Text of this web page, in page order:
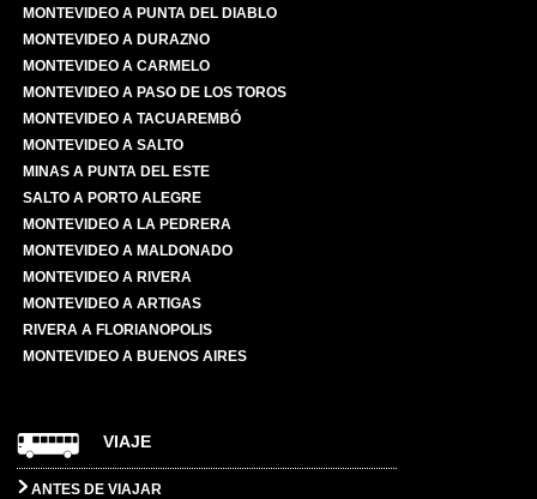
MONTEVIDEO A PUNTA DEL DIABLO
MONTEVIDEO A DURAZNO
MONTEVIDEO A CARMELO
MONTEVIDEO A PASO DE LOS TOROS
MONTEVIDEO A TACUAREMBÓ
MONTEVIDEO A SALTO
MINAS A PUNTA DEL ESTE
SALTO A PORTO ALEGRE
MONTEVIDEO A LA PEDRERA
MONTEVIDEO A MALDONADO
MONTEVIDEO A RIVERA
MONTEVIDEO A ARTIGAS
RIVERA A FLORIANOPOLIS
MONTEVIDEO A BUENOS AIRES
VIAJE
ANTES DE VIAJAR